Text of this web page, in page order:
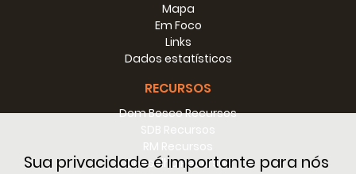
Sua privacidade é importante para nós
30
Fatos e ditos detalhes
31
33
Mapa
Em Foco
Links
Dados estatísticos
RECURSOS
Dom Bosco Recursos
Conselho Recursos